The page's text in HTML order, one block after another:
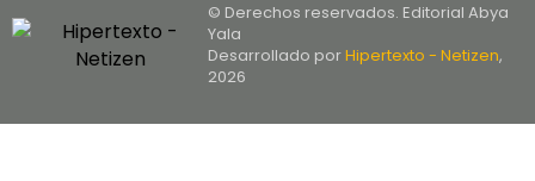
© Derechos reservados. Editorial Abya
Yala
Desarrollado porHipertexto - Netizen,
2026